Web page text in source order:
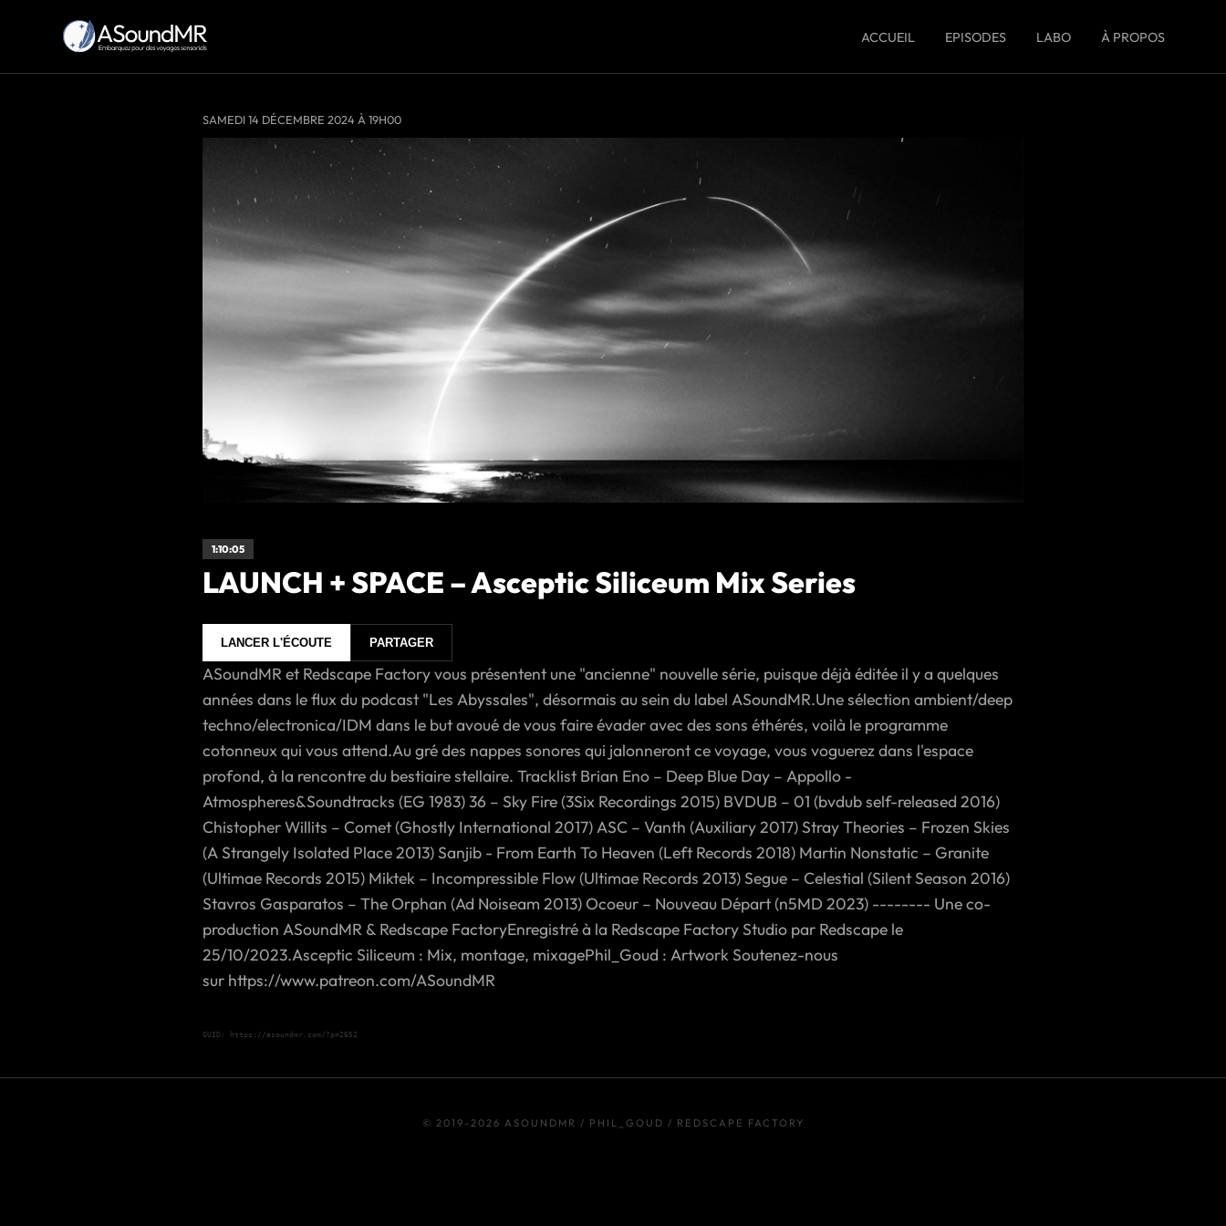
ACCUEIL EPISODES LABO À PROPOS
SAMEDI 14 DÉCEMBRE 2024 À 19H00
1:10:05
LAUNCH + SPACE – Asceptic Siliceum Mix Series
LANCER L'ÉCOUTE PARTAGER
ASoundMR et Redscape Factory vous présentent une "ancienne" nouvelle série, puisque déjà éditée il y a quelques
années dans le flux du podcast "Les Abyssales", désormais au sein du label ASoundMR.Une sélection ambient/deep
techno/electronica/IDM dans le but avoué de vous faire évader avec des sons éthérés, voilà le programme
cotonneux qui vous attend.Au gré des nappes sonores qui jalonneront ce voyage, vous voguerez dans l'espace
profond, à la rencontre du bestiaire stellaire. Tracklist Brian Eno – Deep Blue Day – Appollo -
Atmospheres&Soundtracks (EG 1983) 36 – Sky Fire (3Six Recordings 2015) BVDUB – 01 (bvdub self-released 2016)
Chistopher Willits – Comet (Ghostly International 2017) ASC – Vanth (Auxiliary 2017) Stray Theories – Frozen Skies
(A Strangely Isolated Place 2013) Sanjib - From Earth To Heaven (Left Records 2018) Martin Nonstatic – Granite
(Ultimae Records 2015) Miktek – Incompressible Flow (Ultimae Records 2013) Segue – Celestial (Silent Season 2016)
Stavros Gasparatos – The Orphan (Ad Noiseam 2013) Ocoeur – Nouveau Départ (n5MD 2023) -------- Une co-
production ASoundMR & Redscape FactoryEnregistré à la Redscape Factory Studio par Redscape le
25/10/2023.Asceptic Siliceum : Mix, montage, mixagePhil_Goud : Artwork Soutenez-nous
sur https://www.patreon.com/ASoundMR
GUID: https://asoundmr.com/?p=2652
© 2019-2026 ASOUNDMR / PHIL_GOUD / REDSCAPE FACTORY